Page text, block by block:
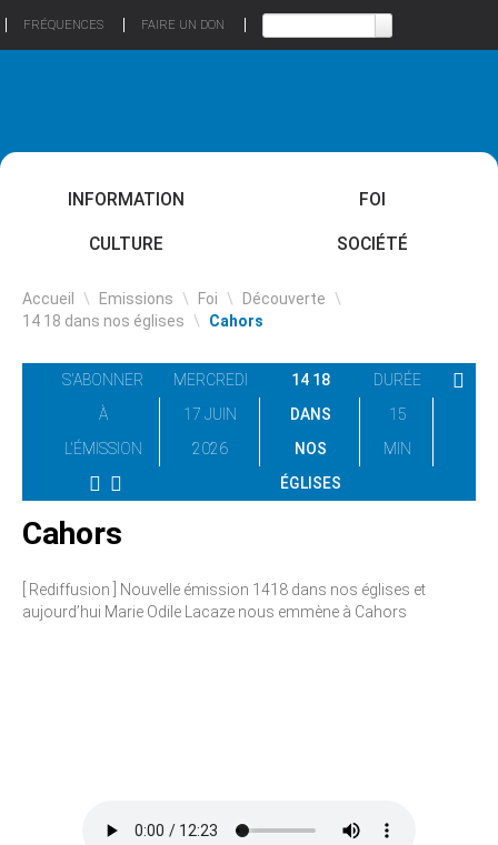
FRÉQUENCES FAIRE UN DON
INFORMATION FOI
CULTURE SOCIÉTÉ
Accueil \ Emissions \ Foi \ Découverte \
14 18 dans nos églises \ Cahors
S'ABONNER
À
L'ÉMISSION
MERCREDI
17 JUIN
2026
14 18
DANS
NOS
ÉGLISES
DURÉE
15
MIN
Cahors
[ Rediffusion ] Nouvelle émission 1418 dans nos églises et
aujourd’hui Marie Odile Lacaze nous emmène à Cahors